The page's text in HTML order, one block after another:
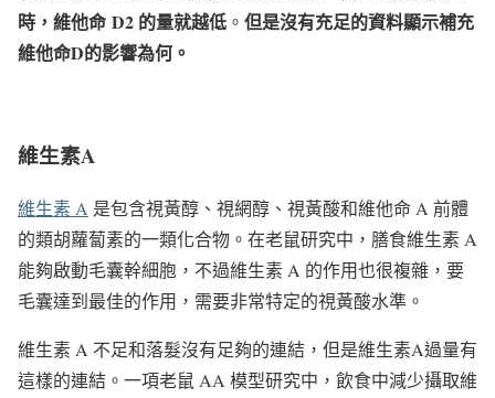
時，維他命 D2 的量就越低 。 但是沒有充足的資料顯示補充
維他命D的影響為何。
維生素A
維生素 A 是包含視黃醇、視網醇、視黃酸和維他命 A 前體
的類胡蘿蔔素的一類化合物。在老鼠研究中，膳食維生素 A
能夠啟動毛囊幹細胞，不過維生素 A 的作用也很複雜，要
毛囊達到最佳的作用，需要非常特定的視黃酸水準。
維生素 A 不足和落髮沒有足夠的連結，但是維生素A過量有
這樣的連結。一項老鼠 AA 模型研究中，飲食中減少攝取維